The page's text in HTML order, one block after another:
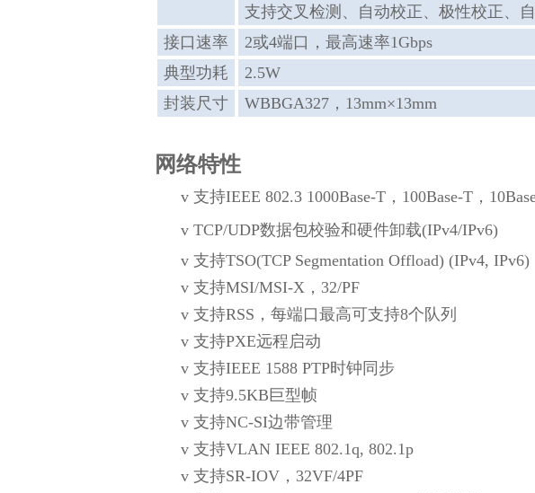
支持交叉检测、自动校正、极性校正、
接口速率
2或4端口，最高速率1Gbps
典型功耗
2.5W
封装尺寸
WBBGA327，13mm×13mm
网络特性
v 支持IEEE 802.3 1000Base-T，100Base-T，
v TCP/UDP数据包校验和硬件卸载(IPv4/IPv6)
v 支持TSO(TCP Segmentation Offload) (IPv4, IPv6)
v 支持MSI/MSI-X，32/PF
v 支持RSS，每端口最高可支持8个队列
v 支持PXE远程启动
v 支持IEEE 1588 PTP时钟同步
v 支持9.5KB巨型帧
v 支持NC-SI边带管理
v 支持VLAN IEEE 802.1q, 802.1p
v 支持SR-IOV，32VF/4PF